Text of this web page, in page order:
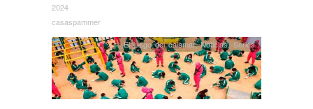
2024
casaspammer
El juego del calamar,Noticias,Series